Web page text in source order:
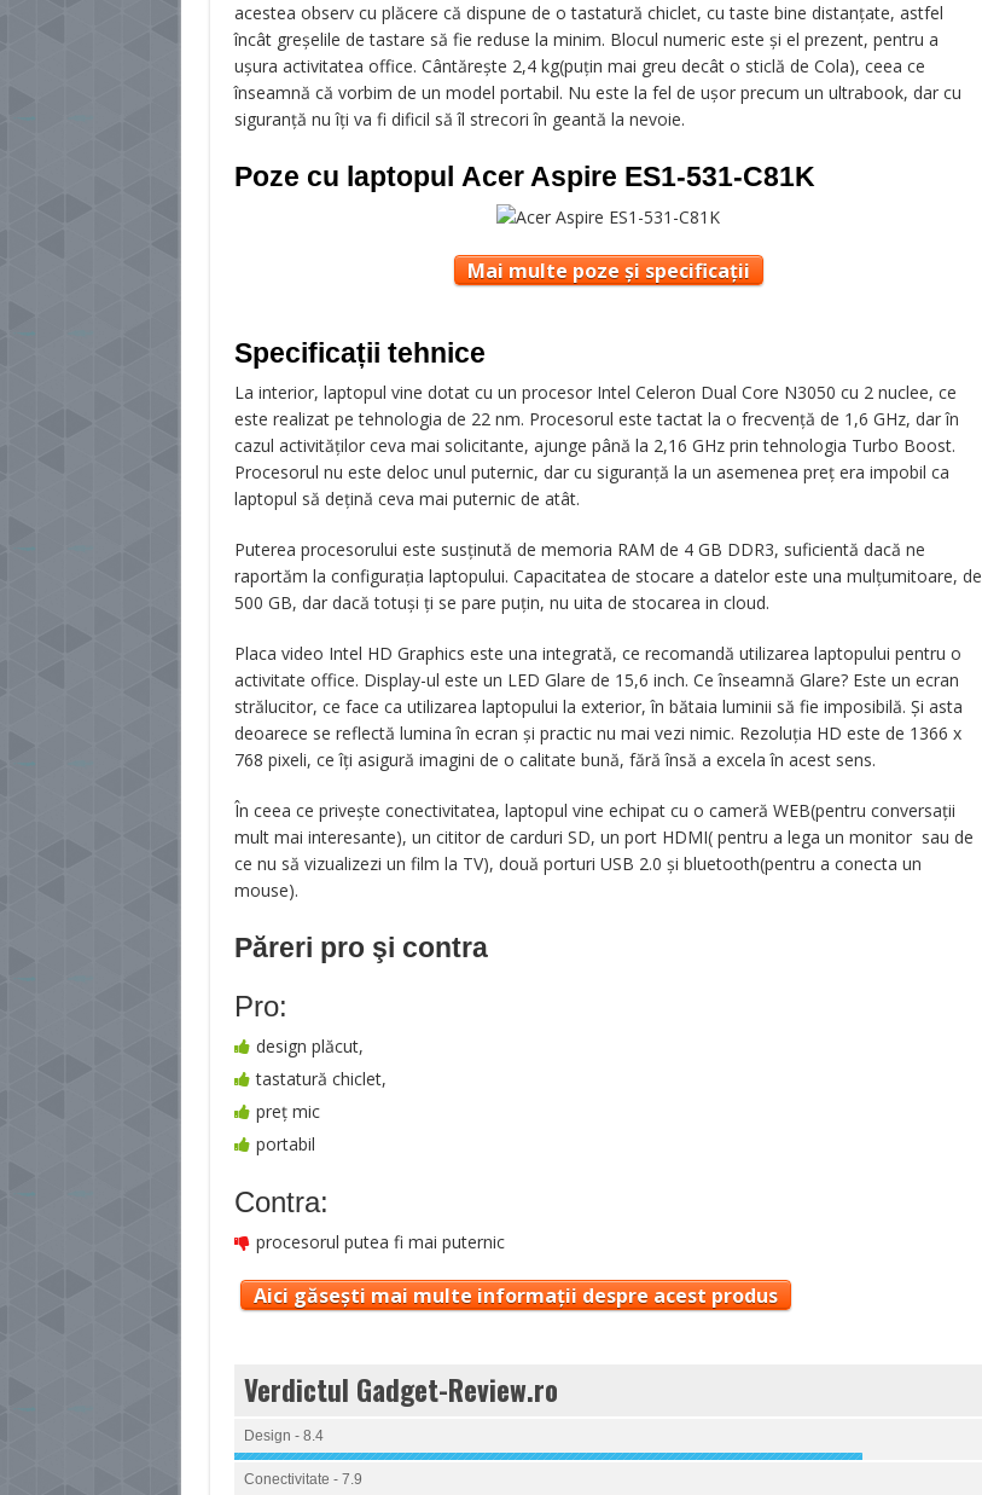
acestea observ cu plăcere că dispune de o tastatură chiclet, cu taste bine distanțate, astfel
încât greșelile de tastare să fie reduse la minim. Blocul numeric este și el prezent, pentru a
ușura activitatea office. Cântărește 2,4 kg(puțin mai greu decât o sticlă de Cola), ceea ce
înseamnă că vorbim de un model portabil. Nu este la fel de ușor precum un ultrabook, dar cu
siguranță nu îți va fi dificil să îl strecori în geantă la nevoie.
Poze cu laptopul Acer Aspire ES1-531-C81K
Mai multe poze și specificații
Specificații tehnice
La interior, laptopul vine dotat cu un procesor Intel Celeron Dual Core N3050 cu 2 nuclee, ce
este realizat pe tehnologia de 22 nm. Procesorul este tactat la o frecvență de 1,6 GHz, dar în
cazul activităților ceva mai solicitante, ajunge până la 2,16 GHz prin tehnologia Turbo Boost.
Procesorul nu este deloc unul puternic, dar cu siguranță la un asemenea preț era impobil ca
laptopul să dețină ceva mai puternic de atât.
Puterea procesorului este susținută de memoria RAM de 4 GB DDR3, suficientă dacă ne
raportăm la configurația laptopului. Capacitatea de stocare a datelor este una mulțumitoare, de
500 GB, dar dacă totuși ți se pare puțin, nu uita de stocarea in cloud.
Placa video Intel HD Graphics este una integrată, ce recomandă utilizarea laptopului pentru o
activitate office. Display-ul este un LED Glare de 15,6 inch. Ce înseamnă Glare? Este un ecran
strălucitor, ce face ca utilizarea laptopului la exterior, în bătaia luminii să fie imposibilă. Și asta
deoarece se reflectă lumina în ecran și practic nu mai vezi nimic. Rezoluția HD este de 1366 x
768 pixeli, ce îți asigură imagini de o calitate bună, fără însă a excela în acest sens.
În ceea ce privește conectivitatea, laptopul vine echipat cu o cameră WEB(pentru conversații
mult mai interesante), un cititor de carduri SD, un port HDMI( pentru a lega un monitor sau de
ce nu să vizualizezi un film la TV), două porturi USB 2.0 și bluetooth(pentru a conecta un
mouse).
Păreri pro şi contra
Pro:
design plăcut,
tastatură chiclet,
preț mic
portabil
Contra:
procesorul putea fi mai puternic
Aici găsești mai multe informații despre acest produs
Verdictul Gadget-Review.ro
Design - 8.4
Conectivitate - 7.9